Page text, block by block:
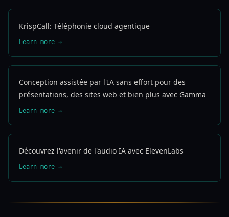
KrispCall: Téléphonie cloud agentique
Learn more →
Conception assistée par l'IA sans effort pour des
présentations, des sites web et bien plus avec Gamma
Learn more →
Découvrez l'avenir de l'audio IA avec ElevenLabs
Learn more →